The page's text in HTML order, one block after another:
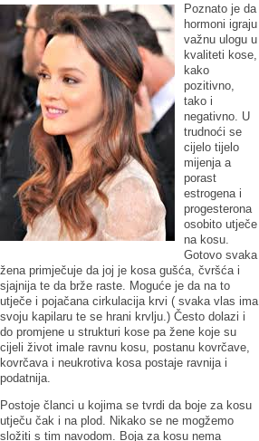
Poznato je da
hormoni igraju
važnu ulogu u
kvaliteti kose,
kako
pozitivno,
tako i
negativno. U
trudnoći se
cijelo tijelo
mijenja a
porast
estrogena i
progesterona
osobito utječe
na kosu.
Gotovo svaka
žena primječuje da joj je kosa gušća, čvršća i
sjajnija te da brže raste. Moguće je da na to
utječe i pojačana cirkulacija krvi ( svaka vlas ima
svoju kapilaru te se hrani krvlju.) Često dolazi i
do promjene u strukturi kose pa žene koje su
cijeli život imale ravnu kosu, postanu kovrčave,
kovrčava i neukrotiva kosa postaje ravnija i
podatnija.
Postoje članci u kojima se tvrdi da boje za kosu
utječu čak i na plod. Nikako se ne mogžemo
složiti s tim navodom. Boja za kosu nema